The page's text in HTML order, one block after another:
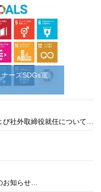
ーズSDGs宣
び社外取締役就任について…
お知らせ…